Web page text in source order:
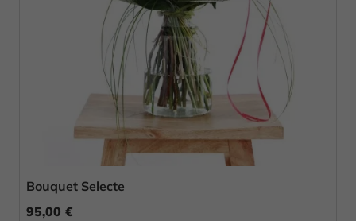
Bouquet Selecte
95,00 €